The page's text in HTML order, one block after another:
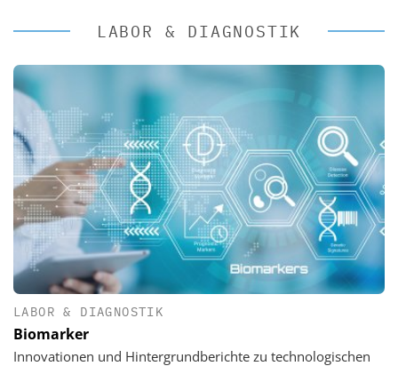
LABOR & DIAGNOSTIK
LABOR & DIAGNOSTIK
Biomarker
Innovationen und Hintergrundberichte zu technologischen